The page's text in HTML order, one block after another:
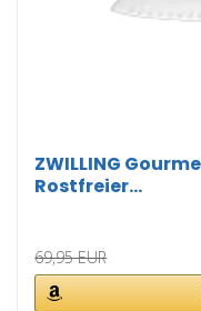
ZWILLING
Rostfreier...
69,95 EUR